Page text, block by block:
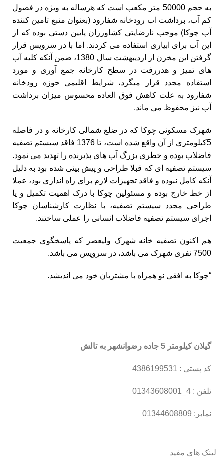
به حجم 50000 متر مکعب است که هرساله به ویژه در فصول
کم آب، برداشت اب رودخانه شفارود (بعنوان منبع تامین کننده
آب چوکا) موجب نارضایتی کشاورزان پایین دستی بوده که از
این آب برای ابیاری استفاده می کردند. اما با در سرویس قرار
گرفتن این مخزن از اردیبهشت سال 1380، ضمن آنکه کلیه آب
های تمیز و هدررفت در سطح کارخانه جمع آوری و مورد
استفاده مجدد قرار میگرد، شرایط اقلیمی حوزه رودخانه
شفارود به علت کاهش فوق العاده محسوس میزان برداشت
آب نیز محفوظ می ماند.
شهرک مسکونی چوکا که در ضلع شمالی کارخانه و در فاصله
5کیلومتری از آن واقع شده است، تا 1376 فاقد سیستم تصفیه
فاضلاب بوده و خطری بزرگ آب های پذیرنده را تهدید می نمود.
سیستم تصفیه ای که قبلا طراحی و پیش بینی شده بود به دلیل
آنکه کامل نبوده و فاقد تجهیزات لازم برای راه اندازی بود، عملا
از خط خارج بوده و مسئولین چوکا با درک اهمیت تکمیل و یا
طراحی مجدد سیستم تصفیه، با نظارت کارشناسان چوکا
اجرای سیستم تصفیه فاضلاب انسانی را عملی ساختند.
هم اکنون تصفیه خانه شهرک ولیعصر که پاسخگوی جمعیت
7500 نفری شهرک می باشد، در سرویس می باشد.
“چوکا به افقی نو همراه با مشتریان خود می اندیشد.
گیلان کیلومتر 5 جاده رضوانشهر به تالش
کد پستی : 4386199531
تلفن : 4_01343608001
نمابر: 01344608809
لینک های مفید